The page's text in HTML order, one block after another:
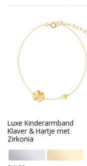
Luxe Kinderarmband
Klaver & Hartje met
Zirkonia